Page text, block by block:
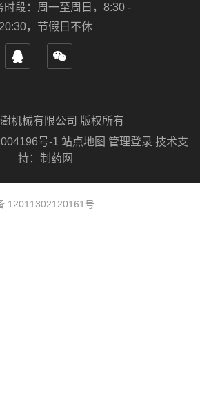
时段：周一至周日，8:30 -
20:30，节假日不休
机械有限公司 版权所有
号-1 站点地图 管理登录 技术支
持： 制药网
12011302120161号